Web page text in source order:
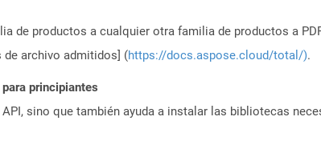
productos a cualquier otra familia de productos a
de archivo admitidos] (https://docs.aspose.cloud/total/).
principiantes
sino que también ayuda a instalar las bibliotecas